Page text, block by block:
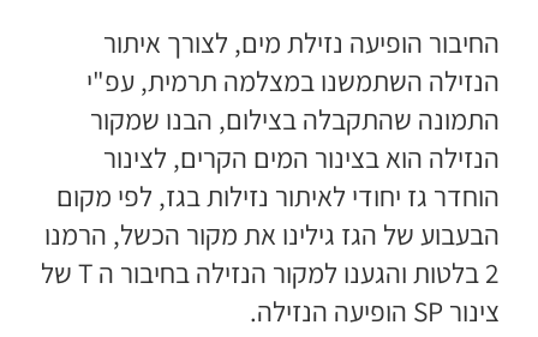
החיבור הופיעה נזילת מים, לצורך איתור
הנזילה השתמשנובמצלמה תרמית, עפ"י
התמונה שהתקבלה בצילום, הבנו שמקור
הנזילה הוא בצינור המים הקרים, לצינור
הוחדר גז יחודי לאיתור נזילות בגז, לפי מקום
הבעבוע של הגז גילינו את מקור הכשל, הרמנו
2 בלטות והגענו למקור הנזילה בחיבור ה T של
צינור SP הופיעה הנזילה.